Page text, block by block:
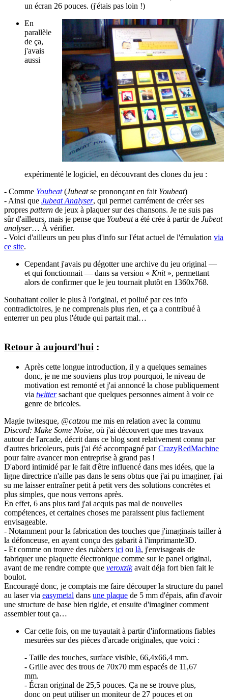
un écran 26 pouces. (j'étais pas loin !)
En
parallèle
de ça,
j'avais
aussi
expérimenté le logiciel, en découvrant des clones du jeu :
- Comme Youbeat(Jubeatse prononçant en fait Youbeat)
- Ainsi que Jubeat Analyser, qui permet carrément de créer ses
propres pattern de jeux à plaquer sur des chansons. Je ne suis pas
sûr d'ailleurs, mais je pense que Youbeata été crée à partir de Jubeat
analyser… À vérifier.
- Voici d'ailleurs un peu plus d'info sur l'état actuel de l'émulation via
ce site.
Cependant j'avais pu dégotter une archive du jeu original —
et qui fonctionnait — dans sa version « Knit», permettant
alors de confirmer que le jeu tournait plutôt en 1360x768.
Souhaitant coller le plus à l'original, et pollué par ces info
contradictoires, je ne comprenais plus rien, et ça a contribué à
enterrer un peu plus l'étude qui partait mal…
Retour à aujourd'hui :
Après cette longue introduction, il y a quelques semaines
donc, je ne me souviens plus trop pourquoi, le niveau de
motivation est remonté et j'ai annoncé la chose publiquement
via twittersachant que quelques personnes aiment à voir ce
genre de bricoles.
Magie twitesque, @catzou me mis en relation avec la commu
Discord: Make Some Noise, où j'ai découvert que mes travaux
autour de l'arcade, décrit dans ce blog sont relativement connu par
d'autres bricoleurs, puis j'ai été accompagné parCrazyRedMachine
pour faire avancer mon entreprise à grand pas !
D'abord intimidé par le fait d'être influencé dans mes idées, que la
ligne directrice n'aille pas dans le sens obtus que j'ai pu imaginer, j'ai
su me laisser entraîner petit à petit vers des solutions concrètes et
plus simples, que nous verrons après.
En effet, 6 ans plus tard j'ai acquis pas mal de nouvelles
compétences, et certaines choses me paraissent plus facilement
envisageable.
- Notamment pour la fabrication des touches que j'imaginais tailler à
la défonceuse, en ayant conçu des gabarit à l'imprimante3D.
- Et comme on trouve des rubbers ici ou là, j'envisageais de
fabriquer une plaquette électronique comme sur le panel original,
avant de me rendre compte que veroxzikavait déja fort bien fait le
boulot.
Encouragé donc, je comptais me faire découper la structure du panel
au laser via easymetal dans une plaque de 5 mm d'épais, afin d'avoir
une structure de base bien rigide, et ensuite d'imaginer comment
assembler tout ça…
Car cette fois, on me tuyautait à partir d'informations fiables
mesurées sur des pièces d'arcade originales, que voici :
- Taille des touches, surface visible, 66,4x66,4 mm.
- Grille avec des trous de 70x70 mm espacés de 11,67
mm.
- Écran original de 25,5 pouces. Ça ne se trouve plus,
donc on peut utiliser un moniteur de 27 pouces et on